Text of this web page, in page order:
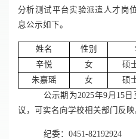
分析测试平台实验派遣人才岗
息公示如下。
姓名 性别
辛悦
女 硕
朱嘉瑶
女 硕
公示期为2025年9月15
议，可实名向学校相关部门反映
纪委：0451-82192924